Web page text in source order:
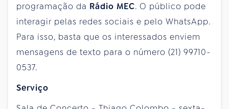
programação da Rádio MEC. O público pode
interagir pelas redes sociais e pelo WhatsApp.
Para isso, basta que os interessados enviem
mensagens de texto para o número (21) 99710-
0537.
Serviço